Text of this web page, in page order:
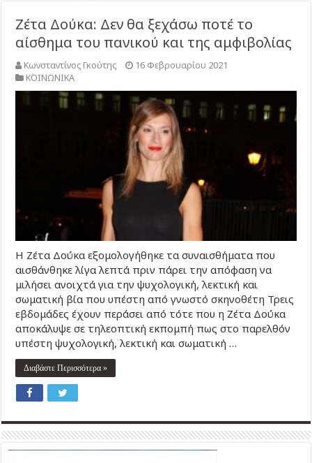
Ζέτα Δούκα: Δεν θα ξεχάσω ποτέ το
αίσθημα του πανικού και της αμφιβολίας
Κωνσταντίνος Γκούτης
16 Φεβρουαρίου 2021
ΚΟΙΝΩΝΙΚΑ
Η Ζέτα Δούκα εξομολογήθηκε τα συναισθήματα που
αισθάνθηκε λίγα λεπτά πριν πάρει την απόφαση να
μιλήσει ανοιχτά για την ψυχολογική, λεκτική και
σωματική βία που υπέστη από γνωστό σκηνοθέτη Τρεις
εβδομάδες έχουν περάσει από τότε που η Ζέτα Δούκα
αποκάλυψε σε τηλεοπτική εκπομπή πως στο παρελθόν
υπέστη ψυχολογική, λεκτική και σωματική …
Διαβάστε Περισσότερα »